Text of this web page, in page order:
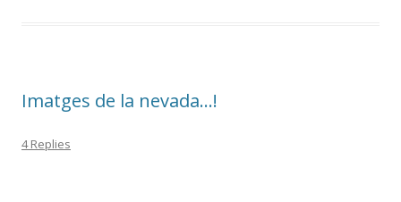
Imatges de la nevada…!
4 Replies